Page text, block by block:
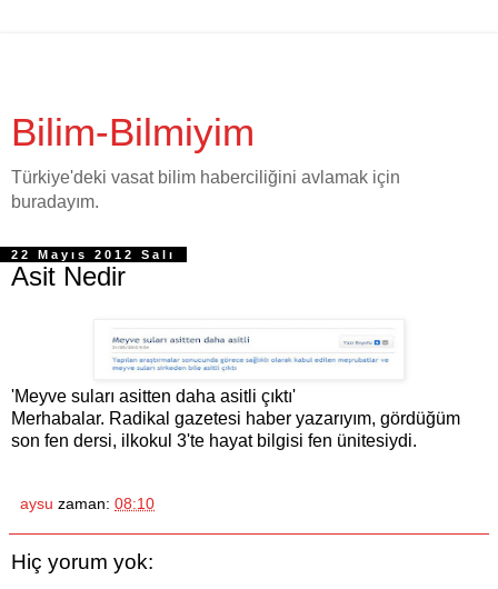
Bilim-Bilmiyim
Türkiye'deki vasat bilim haberciliğini avlamak için
buradayım.
22 Mayıs 2012 Salı
Asit Nedir
'Meyve suları asitten daha asitli çıktı'
Merhabalar. Radikal gazetesi haber yazarıyım, gördüğüm
son fen dersi, ilkokul 3'te hayat bilgisi fen ünitesiydi.
aysu zaman: 08:10
Hiç yorum yok: